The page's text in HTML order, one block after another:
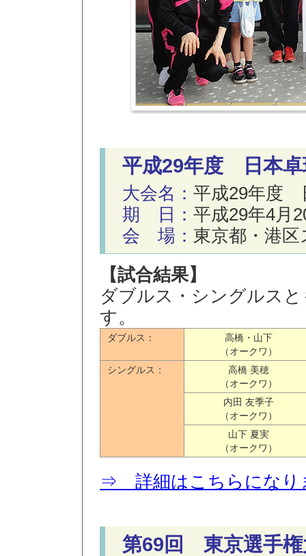
平成29年度 日本卓
大会名： 平成29年度
期 日： 平成29年4月
会 場： 東京都・港
【試合結果】
ダブルス・シングルス
す。
ダブルス：
高橋・山下
（オークワ）
シングルス：
高橋 美穂
（オークワ）
内田 友季子
（オークワ）
山下 夏実
（オークワ）
⇒ 詳細はこちらになり
第69回 東京選手権